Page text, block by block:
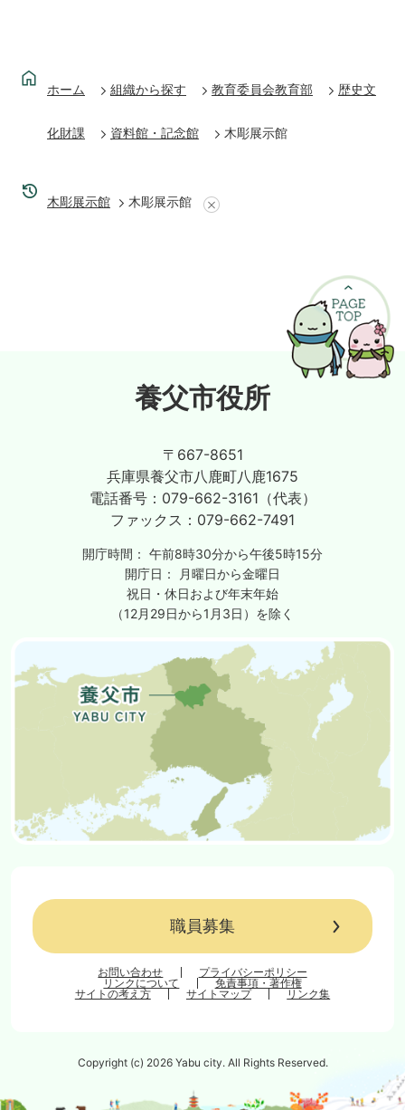
ホーム 組織から探す 教育委員会教育部 歴史文
化財課 資料館・記念館 木彫展示館
木彫展示館 木彫展示館
養父市役所
〒667-8651
兵庫県養父市八鹿町八鹿1675
電話番号： 079-662-3161（代表）
ファックス： 079-662-7491
開庁時間： 午前8時30分から午後5時15分
開庁日：
月曜日から金曜日
祝日・休日および年末年始
（12月29日から1月3日）を除く
職員募集
お問い合わせ
プライバシーポリシー
リンクについて
免責事項・著作権
サイトの考え方
サイトマップ リンク集
Copyright (c) 2026 Yabu city. All Rights Reserved.